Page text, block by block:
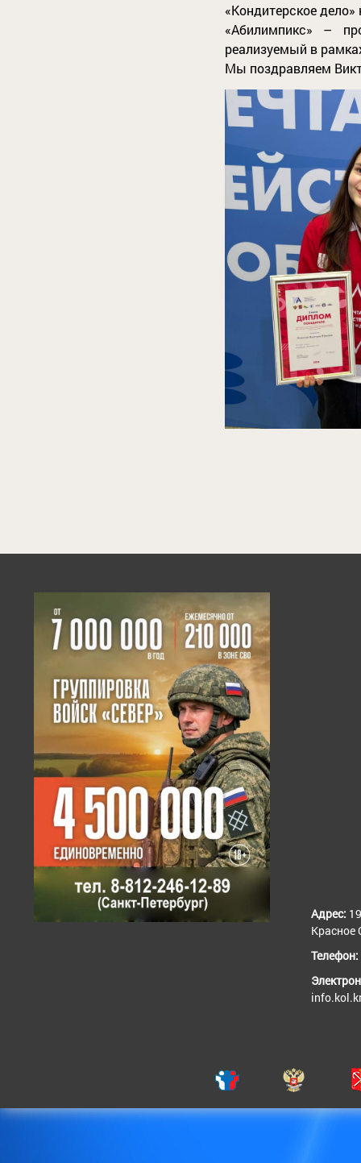
«Кондитерское
«Абилимпикс» –
реализуемый в
Мы поздравляем
Адрес:
Красное
Телефон: